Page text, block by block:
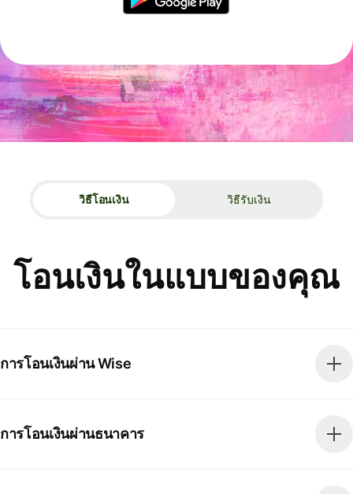
วิธีโอนเงิน วิธีรับเงิน
โอนเงินในแบบของคุณ
การโอนเงินผ่าน Wise
การโอนเงินผ่านธนาคาร